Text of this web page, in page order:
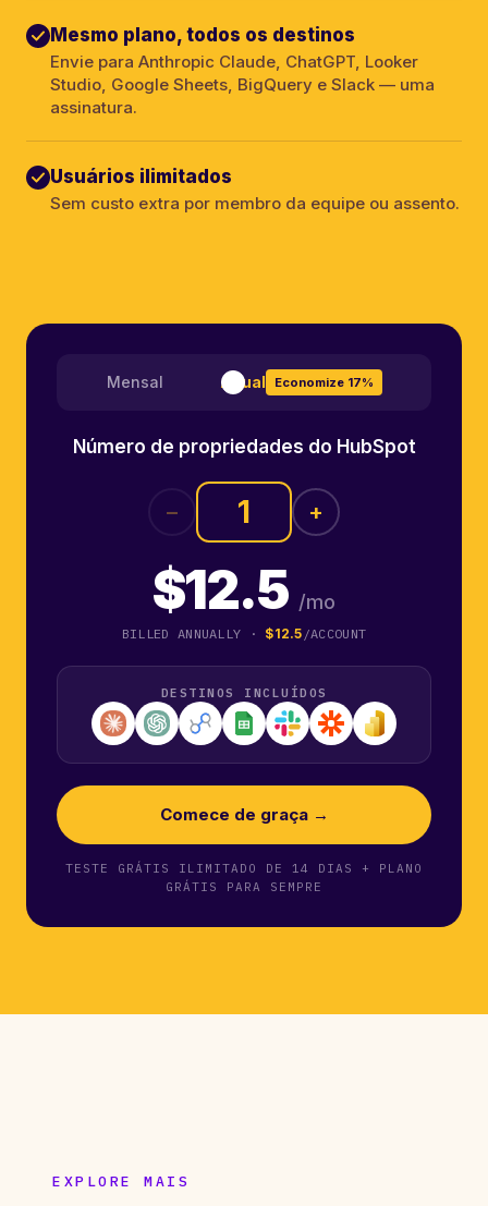
Mesmo plano, todos os destinos
Envie para Anthropic Claude, ChatGPT, Looker
Studio, Google Sheets, BigQuery e Slack — uma
assinatura.
Usuários ilimitados
Sem custo extra por membro da equipe ou assento.
Mensal Anual Economize 17%
Número de propriedades do HubSpot
− +
$12.5 /mo
BILLED ANNUALLY · $12.5 /ACCOUNT
DESTINOS INCLUÍDOS
Comece de graça →
TESTE GRÁTIS ILIMITADO DE 14 DIAS + PLANO
GRÁTIS PARA SEMPRE
EXPLORE MAIS